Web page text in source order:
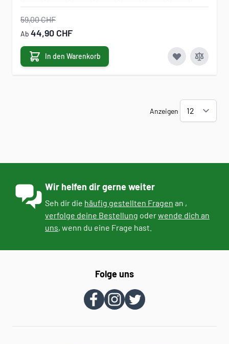
59,00 CHF
Ab 44,90 CHF
In den Warenkorb
Anzeigen
Wir helfen dir gerne weiter
Seh dir die häufig gestellten Fragen an ,
verfolge deine Bestellung oderwende dich an
uns, wenn du eine Frage hast.
Folge uns